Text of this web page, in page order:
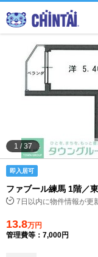
1 /37
即入居可
ファブール練馬 1階／
7日以内に物件情報が更
13.8万円
管理費等：7,000円